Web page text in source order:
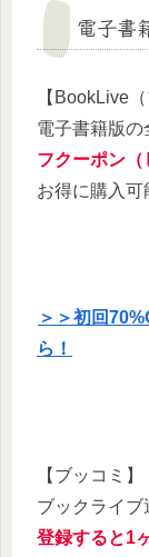
電子書
【BookLive
電子書籍版
フクーポン（
お得に購入可
＞＞初回
ら！
【ブッコミ】
ブックライブ
登録すると1